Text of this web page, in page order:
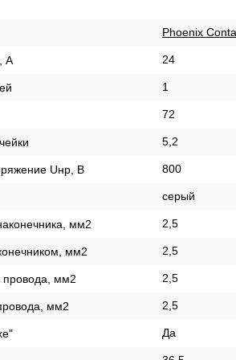
Phoenix
А 24
1
72
5,2
Uнр, В 800
серый
мм2 2,5
мм2 2,5
провода, мм2 2,5
мм2 2,5
Да